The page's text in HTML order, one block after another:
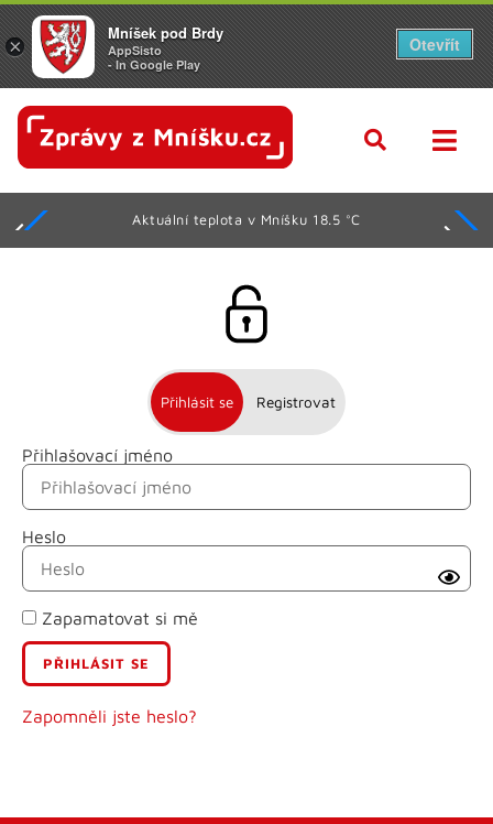
Aktuální teplota v Mníšku 18.5 °C
Přihlásit se Registrovat
Přihlašovací jméno
Heslo
Zapamatovat si mě
Zapomněli jste heslo?
Jméno
Příjmení
E-mail
Uživatelské jméno
×
Mníšek pod Brdy
AppSisto
- In Google Play
Otevřít